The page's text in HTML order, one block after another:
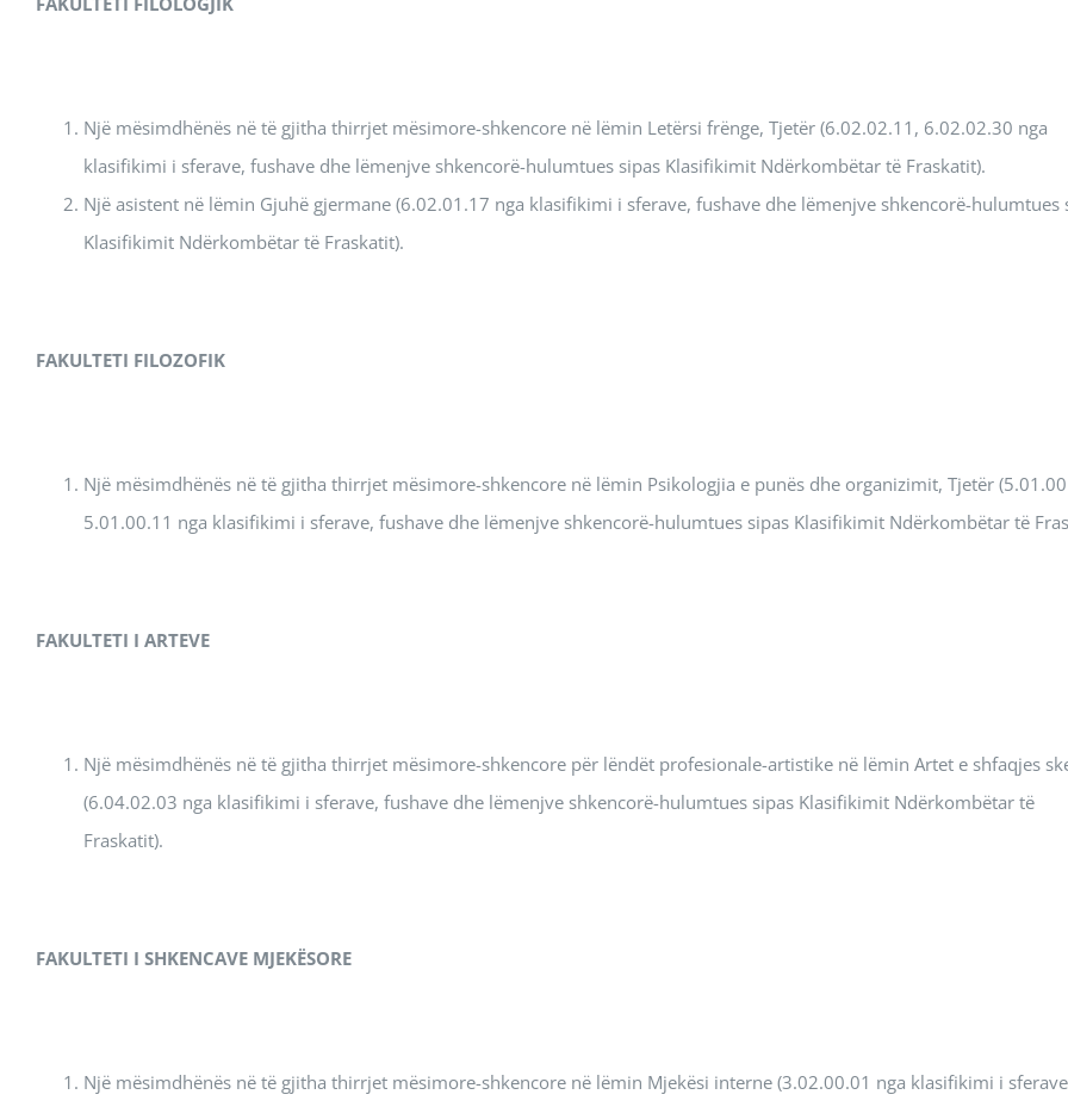
Një mësimdhënës në të gjitha thirrjet mësimore-shkencore në lëmin Letërsi frënge, Tjetër (6.02.02.11, 6.02.02.30 nga
klasifikimi i sferave, fushave dhe lëmenjve shkencorë-hulumtues sipas Klasifikimit Ndërkombëtar të Fraskatit).
Një asistent në lëmin Gjuhë gjermane (6.02.01.17 nga klasifikimi i sferave, fushave dhe lëmenjve shkencorë-hulumtues
Klasifikimit Ndërkombëtar të Fraskatit).
FAKULTETI FILOZOFIK
Një mësimdhënës në të gjitha thirrjet mësimore-shkencore në lëmin Psikologjia e punës dhe organizimit, Tjetër
5.01.00.11 nga klasifikimi i sferave, fushave dhe lëmenjve shkencorë-hulumtues sipas Klasifikimit Ndërkombëtar të
FAKULTETI I ARTEVE
Një mësimdhënës në të gjitha thirrjet mësimore-shkencore për lëndët profesionale-artistike në lëmin Artet e shfaqjes
(6.04.02.03 nga klasifikimi i sferave, fushave dhe lëmenjve shkencorë-hulumtues sipas Klasifikimit Ndërkombëtar të
Fraskatit).
FAKULTETI I SHKENCAVE MJEKËSORE
Një mësimdhënës në të gjitha thirrjet mësimore-shkencore në lëmin Mjekësi interne (3.02.00.01 nga klasifikimi i